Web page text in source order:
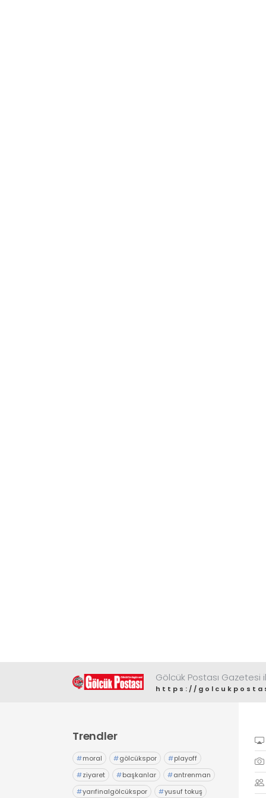
Gölcük Postası
https://
Trendler
#moral #gölcükspor #playoff
#ziyaret #başkanlar #antrenman
#yarıfinalgölcükspor #yusuf tokuş